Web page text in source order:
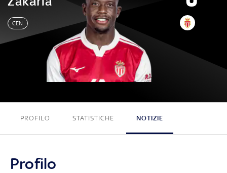
CEN
Denis Zakaria
PROFILO STATISTICHE NOTIZIE
Profilo